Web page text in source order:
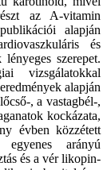
az A-vitamin
alapján
és
lényeges szerepet.
vizsgálatokkal
alapján
, a vastagbél-,
kockázata,
évben közzétett
arányú
és a vér likopin-